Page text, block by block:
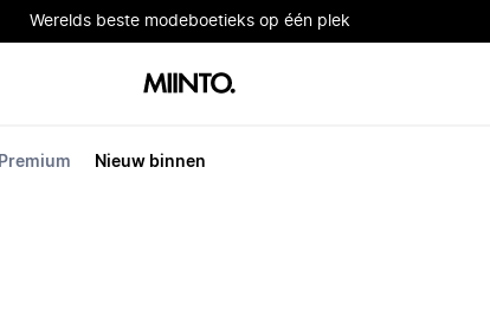
Werelds beste modeboetieks op één plek
Premium Nieuw binnen